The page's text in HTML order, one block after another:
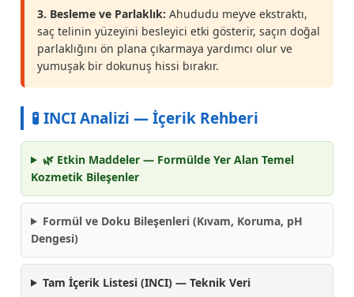
3. Besleme ve Parlaklık: Ahududu meyve ekstraktı,
saç telinin yüzeyini besleyici etki gösterir, saçın doğal
parlaklığını ön plana çıkarmaya yardımcı olur ve
yumuşak bir dokunuş hissi bırakır.
🧪 INCI Analizi — İçerik Rehberi
🌿 Etkin Maddeler — Formülde Yer Alan Temel
Kozmetik Bileşenler
Formül ve Doku Bileşenleri (Kıvam, Koruma, pH
Dengesi)
Tam İçerik Listesi (INCI) — Teknik Veri